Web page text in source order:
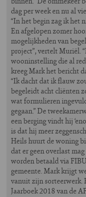
dag per week en nu al
“In het begin zag ik het
En afgelopen zomer
mogelijkheden van
project”, vertelt Muriël.
wooninstelling die al
kreeg Mark het bericht
“Ik dacht dat ik flauw
begeleidt acht cliënten
wat formulieren
gegaan.” De
een berging vindt hij
is dat hij meer
Heils huurt de woning
dat er geen overlast
worden betaald via
gemeente. Mark krijgt
vanuit zijn
Jaarboek 2018 van de